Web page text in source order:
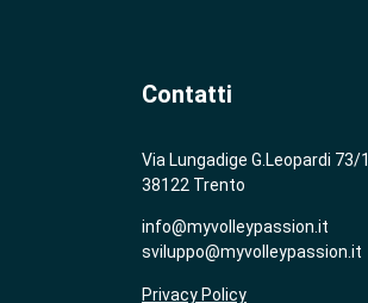
Contatti
Via Lungadige G.Leopardi 73/1
38122 Trento
info@myvolleypassion.it
sviluppo@myvolleypassion.it
Privacy Policy